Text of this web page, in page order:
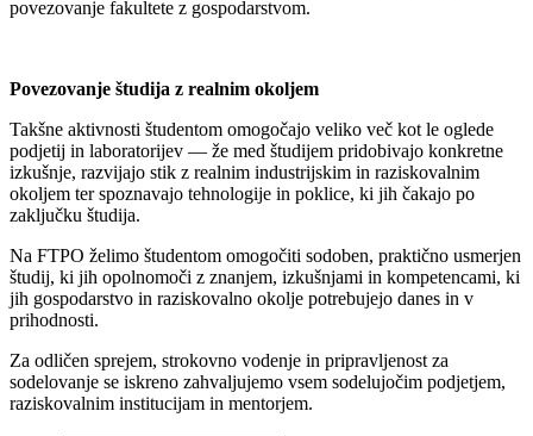
povezovanje fakultete z gospodarstvom.
Povezovanje študija z realnim okoljem
Takšne aktivnosti študentom omogočajo veliko več kot le oglede
podjetij in laboratorijev — že med študijem pridobivajo konkretne
izkušnje, razvijajo stik z realnim industrijskim in raziskovalnim
okoljem ter spoznavajo tehnologije in poklice, ki jih čakajo po
zaključku študija.
Na FTPO želimo študentom omogočiti sodoben, praktično usmerjen
študij, ki jih opolnomoči z znanjem, izkušnjami in kompetencami, ki
jih gospodarstvo in raziskovalno okolje potrebujejo danes in v
prihodnosti.
Za odličen sprejem, strokovno vodenje in pripravljenost za
sodelovanje se iskreno zahvaljujemo vsem sodelujočim podjetjem,
raziskovalnim institucijam in mentorjem.